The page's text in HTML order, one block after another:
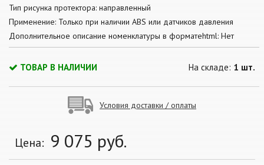
Тип рисунка протектора: направленный
Применение: Только при наличии ABS или датчиков давления
Дополнительное описание номенклатуры в форматеhtml: Нет
ТОВАР В НАЛИЧИИ На складе: 1 шт.
Условия доставки / оплаты
Цена: 9 075 руб.